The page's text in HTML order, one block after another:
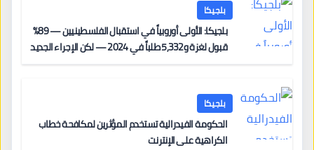
بلجيكا
بلجيكا: الأولى أوروبياً في استقبال الفلسطينيين — 89%
قبول لغزة و5,332 طلباً في 2024 — لكن الإجراء الجديد
بلجيكا
الحكومة الفيدرالية تستخدم المؤثرين لمكافحة خطاب
الكراهية على الإنترنت